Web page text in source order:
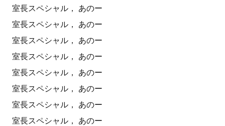
室長スペシャル， あのー
室長スペシャル， あのー
室長スペシャル， あのー
室長スペシャル， あのー
室長スペシャル， あのー
室長スペシャル， あのー
室長スペシャル， あのー
室長スペシャル， あのー